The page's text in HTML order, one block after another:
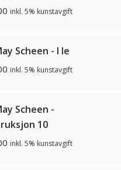
inkl. 5% kunstavgift
Scheen - I le
inkl. 5% kunstavgift
Scheen -
10
inkl. 5% kunstavgift